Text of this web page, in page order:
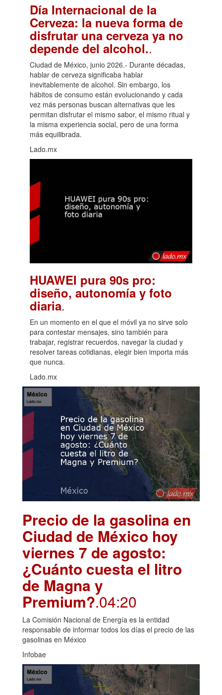
Día Internacional de la
Cerveza: la nueva forma de
disfrutar una cerveza ya no
depende del alcohol..
Ciudad de México, junio 2026.- Durante décadas,
hablar de cerveza significaba hablar
inevitablemente de alcohol. Sin embargo, los
hábitos de consumo están evolucionando y cada
vez más personas buscan alternativas que les
permitan disfrutar el mismo sabor, el mismo ritual y
la misma experiencia social, pero de una forma
más equilibrada.
Lado.mx
HUAWEI pura 90s pro:
diseño, autonomía y foto
diaria.
En un momento en el que el móvil ya no sirve solo
para contestar mensajes, sino también para
trabajar, registrar recuerdos, navegar la ciudad y
resolver tareas cotidianas, elegir bien importa más
que nunca.
Lado.mx
Precio de la gasolina en
Ciudad de México hoy
viernes 7 de agosto:
¿Cuánto cuesta el litro
de Magna y
Premium?.04:20
La Comisión Nacional de Energía es la entidad
responsable de informar todos los días el precio de las
gasolinas en México
Infobae